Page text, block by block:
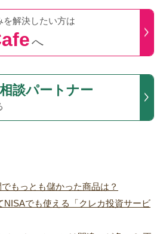
を解決したい方は
へ
談パートナー
もっとも儲かった商品は？
NISAでも使える「クレカ投資サービ